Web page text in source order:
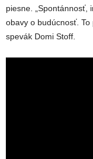
piesne. „Spontánnosť,
obavy o budúcnosť. To
spevák Domi Stoff.